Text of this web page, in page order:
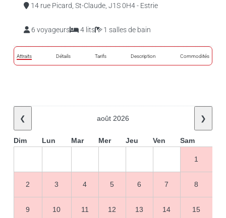
14 rue Picard, St-Claude, J1S 0H4 - Estrie
6 voyageurs 4 lits 1 salles de bain
Attraits Détails Tarifs Description Commodités
❮ août 2026 ❯
Dim Lun Mar Mer Jeu Ven Sam
1
2 3 4 5 6 7 8
9 10 11 12 13 14 15